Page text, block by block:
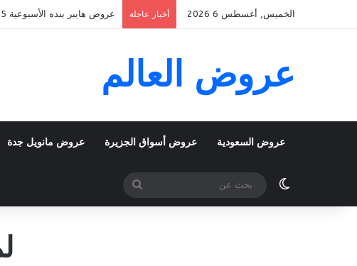
الخميس, أغسطس 6 2026 أخبار عاجلة عروض هايبر بنده الأسبوعية 5 اغسطس 2026 الموافق 22 صفر 1448 Back To School
عروض العالم
عروض السعودية عروض أسواق الجزيرة عروض مانويل جدة
الوضع المظلم
بحث
عن